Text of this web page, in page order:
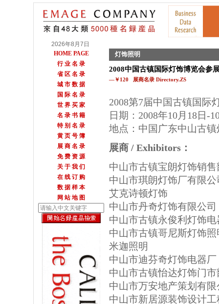
2026年8月7日
HOME PAGE
行 业 名 录
省 区 名 录
城 市 数 据
国 际 名 录
世 界 买 家
名 录 书 籍
特 别 名 录
黄 页 号 簿
展 商 名 录
免 费 资 源
关 于 我 们
在 线 订 购
数 据 样 本
网 站 地 图
灯饰照明
2008中国古镇国际灯饰博览会参
—￥120 展商名录 Directory.ZS
2008第7届中国古镇国际
日期：2008年10月18日-
地点：中国广东中山古
展商 / Exhibitors：
中山市古镇宝朗灯饰销售
中山市琪朗灯饰厂有限公
艾克诗顿灯饰
中山市丹奇灯饰有限公司
中山市古镇永俊利灯饰
中山市古镇哥尼斯灯饰
米迦照明
中山市迪芬奇灯饰电器厂
中山市古镇怡达灯饰门市
中山市万安地产策划有限
中山市新居源装饰设计